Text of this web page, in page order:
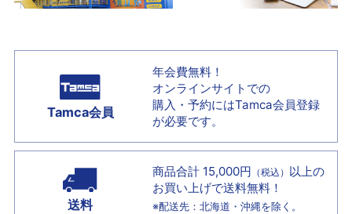
Tamca会員
年会費無料！
オンラインサイトでの
購入・予約にはTamca会員登録
が必要です。
送料
商品合計 15,000円 （税込） 以上の
お買い上げで送料無料！
※配送先：北海道・沖縄を除く。